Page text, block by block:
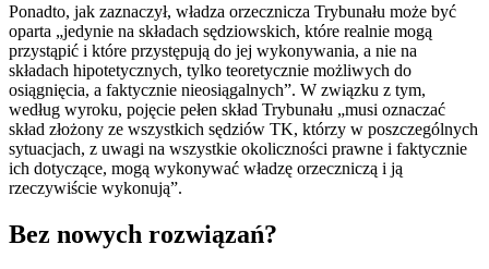
Ponadto, jak zaznaczył, władza orzecznicza Trybunału może być
oparta „jedynie na składach sędziowskich, które realnie mogą
przystąpić i które przystępują do jej wykonywania, a nie na
składach hipotetycznych, tylko teoretycznie możliwych do
osiągnięcia, a faktycznie nieosiągalnych”. W związku z tym,
według wyroku, pojęcie pełen skład Trybunału „musi oznaczać
skład złożony ze wszystkich sędziów TK, którzy w poszczególnych
sytuacjach, z uwagi na wszystkie okoliczności prawne i faktycznie
ich dotyczące, mogą wykonywać władzę orzeczniczą i ją
rzeczywiście wykonują”.
Bez nowych rozwiązań?